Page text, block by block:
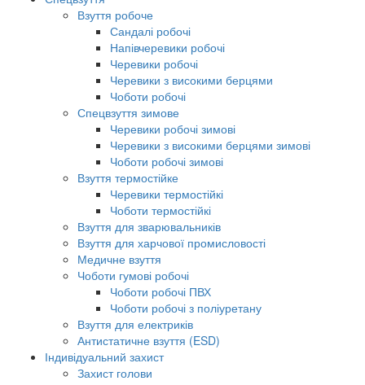
Взуття робоче
Сандалі робочі
Напівчеревики робочі
Черевики робочі
Черевики з високими берцями
Чоботи робочі
Спецвзуття зимове
Черевики робочі зимові
Черевики з високими берцями зимові
Чоботи робочі зимові
Взуття термостійке
Черевики термостійкі
Чоботи термостійкі
Взуття для зварювальників
Взуття для харчової промисловості
Медичне взуття
Чоботи гумові робочі
Чоботи робочі ПВХ
Чоботи робочі з поліуретану
Взуття для електриків
Антистатичне взуття (ESD)
Індивідуальний захист
Захист голови